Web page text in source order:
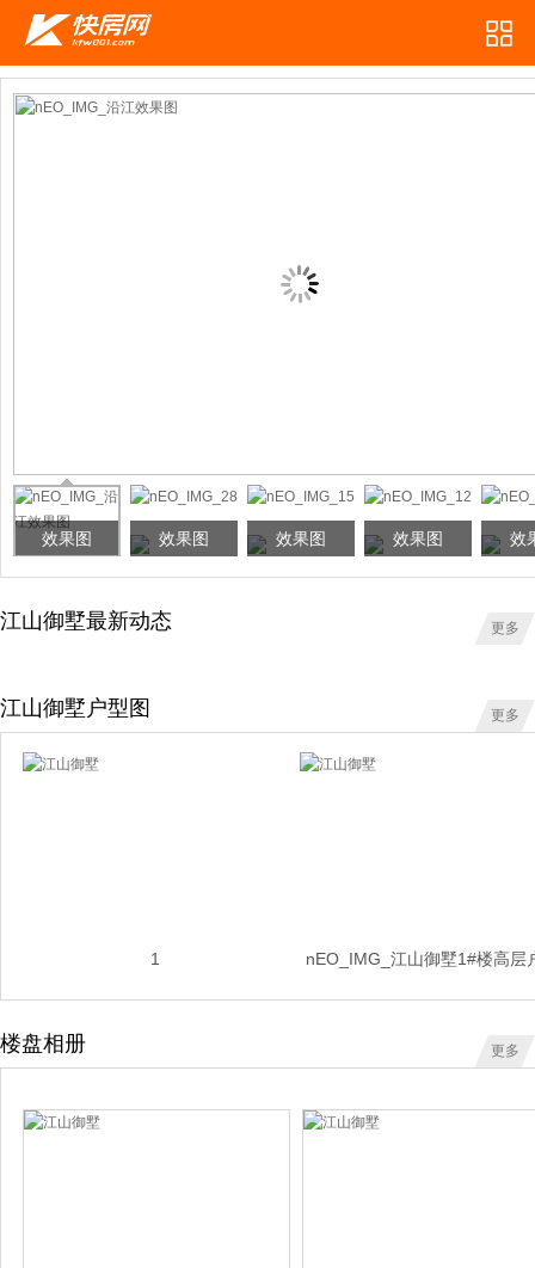
效果图 效果图 效果图 效果图 效
江山御墅最新动态 更多
江山御墅户型图 更多
1 nEO_IMG_江山御墅1#楼高层
楼盘相册 更多